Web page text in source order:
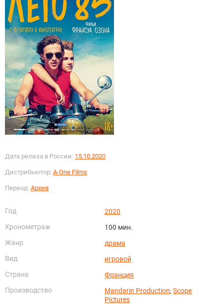
Дата релиза в России: 15.10.2020
Дистрибьютор: A-One Films
Период: Архив
Год
2020
Хронометраж
100 мин.
Жанр
драма
Вид
игровой
Страна
Франция
Производство
Mandarin Production,Scope
Pictures